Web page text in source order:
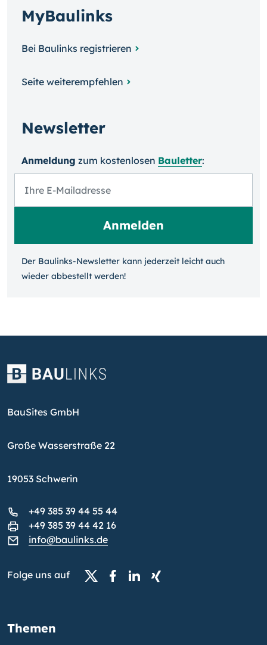
MyBaulinks
Bei Baulinks registrieren
Seite weiterempfehlen
Newsletter
Anmeldung zum kosten­losen Bauletter:
Der Baulinks-Newsletter kann jeder­zeit leicht auch
wieder ab­bestellt werden!
BauSites GmbH
Große Wasserstraße 22
19053 Schwerin
+49 385 39 44 55 44
+49 385 39 44 42 16
info@baulinks.de
Folge uns auf
Themen